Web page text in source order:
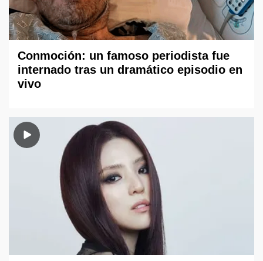
Conmoción: un famoso periodista fue
internado tras un dramático episodio en
vivo